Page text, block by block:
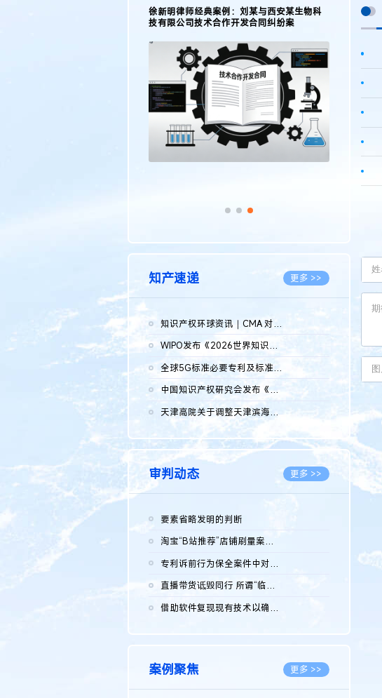
传统文化 更多 >>
徐新明律师经典案例：刘某与西安某生物科
技有限公司技术合作开发合同纠纷案
知产速递 更多 >>
知识产权环球资讯｜CMA 对微软发起调查；批量搬运二手平台数据构...
WIPO发布《2026世界知识产权报告》 含报告全文
2026.05.14
全球5G标准必要专利及标准提案研究报告（2026年）全文发布
2026.05.08
中国知识产权研究会发布《2025年度中国企业海外知识产权纠纷调查...
天津高院关于调整天津滨海高新技术产业开发区华苑科技园一审普通...
审判动态 更多 >>
要素省略发明的判断
淘宝“B站推荐”店铺刷量案维持原判，两被告连带赔偿150万元
专利诉前行为保全案件中对仿制药申请人曾作出三类声明的考量及违...
直播带货诋毁同行 所谓“临场发挥”不免责
借助软件复现现有技术以确认相关参数特征是否被公开
案例聚焦 更多 >>